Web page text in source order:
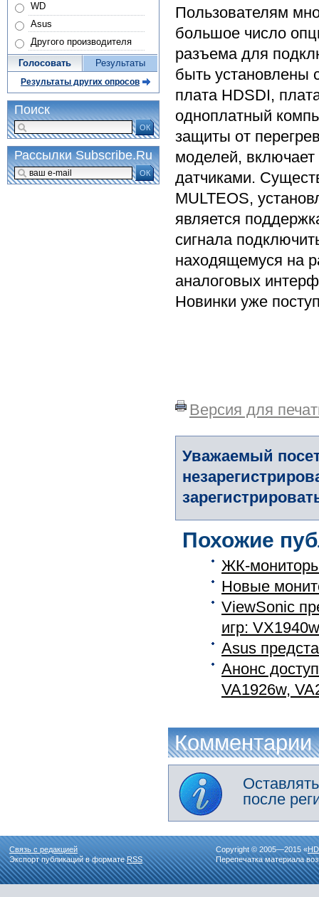
Пользователям
большое число
разъема для
быть установлены
плата HDSDI,
одноплатный
защиты от
моделей,
датчиками.
MULTEOS,
является
сигнала
находящемуся на
аналоговых
Новинки уже
Версия для
Уважаемый
Похожие
ЖК-мониторы
Новые
ViewSonic
игр:
Asus
Анонс
VA1926w,
Комментарии
после
WD
Asus
Другого производителя
Голосовать Результаты
Результаты других опросов
Поиск
ОК
Рассылки Subscribe.Ru
ОК
Связь с редакцией
Экспорт публикаций в форматеRSS
Copyright © 2005—2015 «
Перепечатка материала